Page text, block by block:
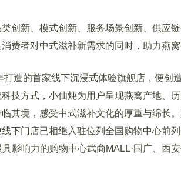
新、模式创新、服务场景创新、供应链
费者对中式滋补新需求的同时，助力燕窝
的首家线下沉浸式体验旗舰店，便创
技方式，小仙炖为用户呈现燕窝产地、
其境，感受中式滋补文化的厚重与绵长
下门店已相继入驻位列全国购物中心前
影响力的购物中心武商MALL·国广、西